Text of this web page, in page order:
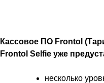
Кассовое ПО Frontol
Frontol Selfie уже
несколько